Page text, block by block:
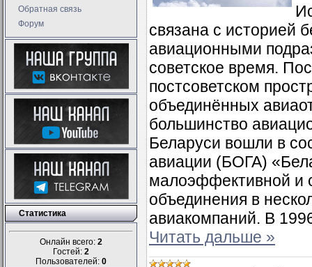
Обратная связь
Форум
Статистика
Онлайн всего: 2
Гостей: 2
Пользователей: 0
связана с историей
авиационными
советское время.
постсоветском
объединённых
большинство
Беларуси вошли в
авиации (БОГА)
малоэффективной и
объединения в
авиакомпаний. В
Читать дальше »